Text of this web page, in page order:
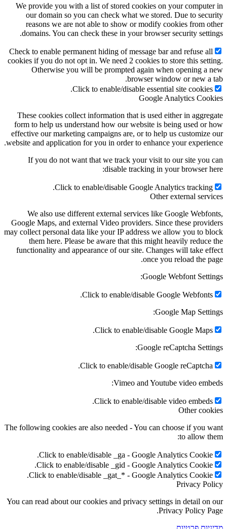
We provide you with a list of stored cookies on your computer in
our domain so you can check what we stored. Due to security
reasons we are not able to show or modify cookies from other
domains. You can check these in your browser security settings.
Check to enable permanent hiding of message bar and refuse all
cookies if you do not opt in. We need 2 cookies to store this setting.
Otherwise you will be prompted again when opening a new
browser window or new a tab.
Click to enable/disable essential site cookies.
Google Analytics Cookies
These cookies collect information that is used either in aggregate
form to help us understand how our website is being used or how
effective our marketing campaigns are, or to help us customize our
website and application for you in order to enhance your experience.
If you do not want that we track your visit to our site you can
disable tracking in your browser here:
Click to enable/disable Google Analytics tracking.
Other external services
We also use different external services like Google Webfonts,
Google Maps, and external Video providers. Since these providers
may collect personal data like your IP address we allow you to block
them here. Please be aware that this might heavily reduce the
functionality and appearance of our site. Changes will take effect
once you reload the page.
Google Webfont Settings:
Click to enable/disable Google Webfonts.
Google Map Settings:
Click to enable/disable Google Maps.
Google reCaptcha Settings:
Click to enable/disable Google reCaptcha.
Vimeo and Youtube video embeds:
Click to enable/disable video embeds.
Other cookies
The following cookies are also needed - You can choose if you want
to allow them:
Click to enable/disable _ga - Google Analytics Cookie.
Click to enable/disable _gid - Google Analytics Cookie.
Click to enable/disable _gat_* - Google Analytics Cookie.
Privacy Policy
You can read about our cookies and privacy settings in detail on our
Privacy Policy Page.